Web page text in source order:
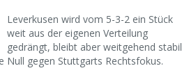
Leverkusen wird vom 5-3-2 ein Stück
weit aus der eigenen Verteilung
gedrängt, bleibt aber weitgehend stabil
Null gegen Stuttgarts Rechtsfokus.